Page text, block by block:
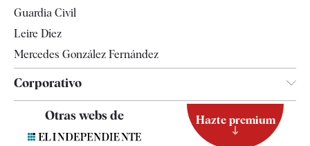
Guardia Civil
Leire Díez
Mercedes González Fernández
Corporativo
Contacto
Otras webs de Hazte premium